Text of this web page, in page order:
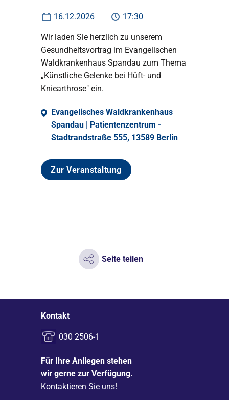
16.12.2026 17:30
Wir laden Sie herzlich zu unserem
Gesundheitsvortrag im Evangelischen
Waldkrankenhaus Spandau zum Thema
„Künstliche Gelenke bei Hüft- und
Kniearthrose" ein.
Evangelisches Waldkrankenhaus
Spandau | Patientenzentrum -
Stadtrandstraße 555, 13589 Berlin
Zur Veranstaltung
Seite teilen
Kontakt
030 2506-1
Für Ihre Anliegen stehen
wir gerne zur Verfügung.
Kontaktieren Sie uns!